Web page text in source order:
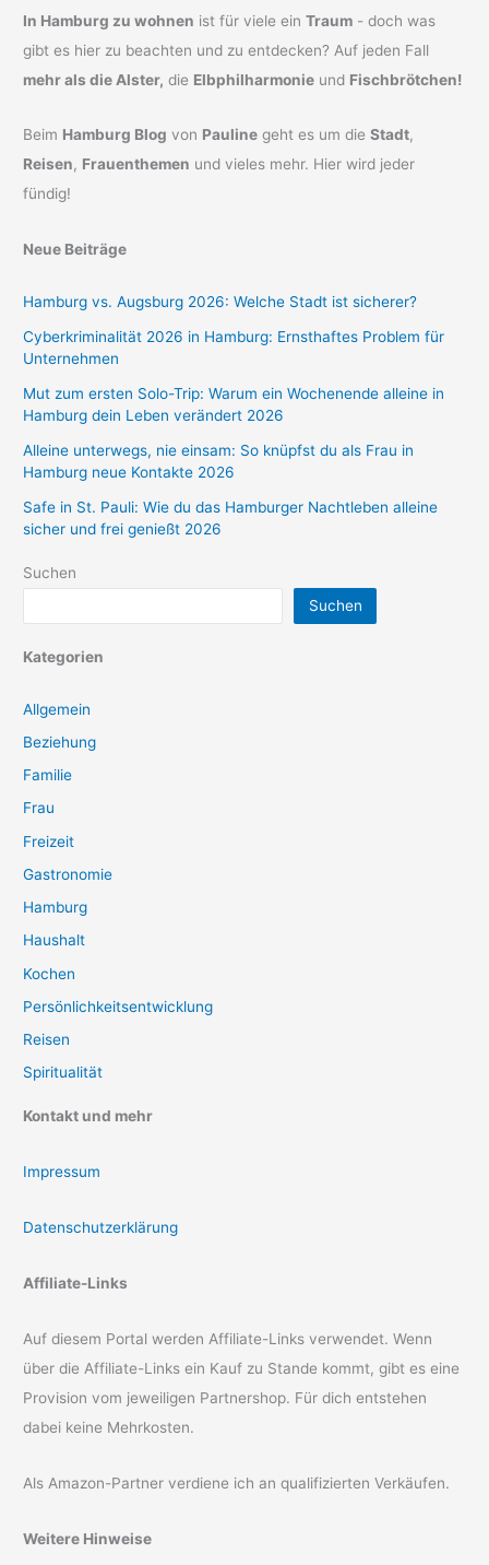
In Hamburg zu wohnen ist für viele einTraum - doch was
gibt es hier zu beachten und zu entdecken? Auf jeden Fall
mehr als die Alster, die Elbphilharmonie und Fischbrötchen!
Beim Hamburg Blog von Pauline geht es um dieStadt,
Reisen, Frauenthemen und vieles mehr. Hier wird jeder
fündig!
Neue Beiträge
Hamburg vs. Augsburg 2026: Welche Stadt ist sicherer?
Cyberkriminalität 2026 in Hamburg: Ernsthaftes Problem für
Unternehmen
Mut zum ersten Solo-Trip: Warum ein Wochenende alleine in
Hamburg dein Leben verändert 2026
Alleine unterwegs, nie einsam: So knüpfst du als Frau in
Hamburg neue Kontakte 2026
Safe in St. Pauli: Wie du das Hamburger Nachtleben alleine
sicher und frei genießt 2026
Suchen
Suchen
Kategorien
Allgemein
Beziehung
Familie
Frau
Freizeit
Gastronomie
Hamburg
Haushalt
Kochen
Persönlichkeitsentwicklung
Reisen
Spiritualität
Kontakt und mehr
Impressum
Datenschutzerklärung
Affiliate-Links
Auf diesem Portal werden Affiliate-Links verwendet. Wenn
über die Affiliate-Links ein Kauf zu Stande kommt, gibt es eine
Provision vom jeweiligen Partnershop. Für dich entstehen
dabei keine Mehrkosten.
Als Amazon-Partner verdiene ich an qualifizierten Verkäufen.
Weitere Hinweise